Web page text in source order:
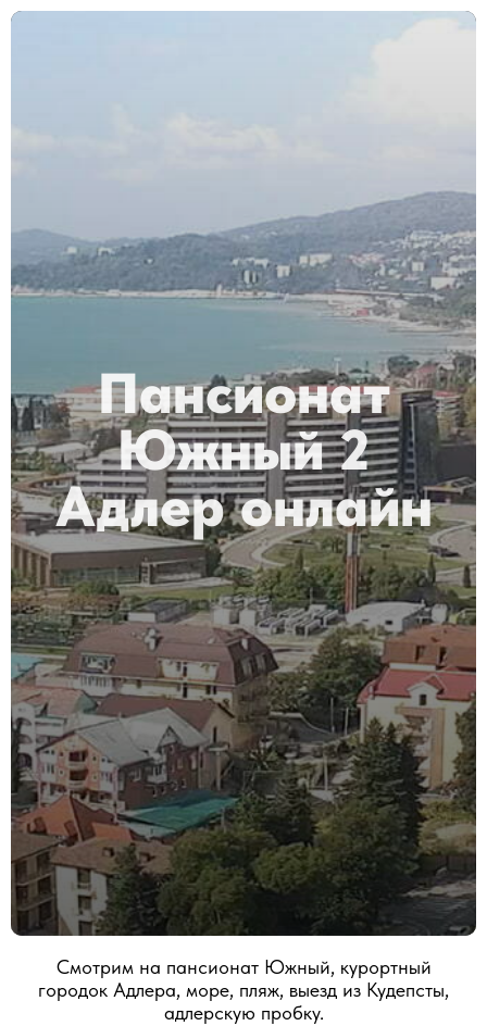
Пансионат
Южный 2
Адлер онлайн
Смотрим на пансионат Южный, курортный
городок Адлера, море, пляж, выезд из Кудепсты,
адлерскую пробку.